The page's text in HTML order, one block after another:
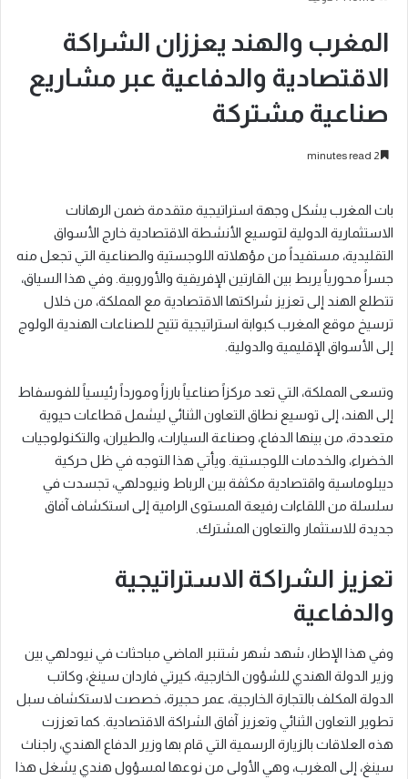
المغرب والهند يعززان الشراكة
الاقتصادية والدفاعية عبر مشاريع
صناعية مشتركة
بات المغرب يشكل وجهة استراتيجية متقدمة ضمن الرهانات
الاستثمارية الدولية لتوسيع الأنشطة الاقتصادية خارج الأسواق
التقليدية، مستفيداً من مؤهلاته اللوجستية والصناعية التي تجعل منه
جسراً محورياً يربط بين القارتين الإفريقية والأوروبية. وفي هذا السياق،
تتطلع الهند إلى تعزيز شراكتها الاقتصادية مع المملكة، من خلال
ترسيخ موقع المغرب كبوابة استراتيجية تتيح للصناعات الهندية الولوج
إلى الأسواق الإقليمية والدولية.
وتسعى المملكة، التي تعد مركزاً صناعياً بارزاً ومورداً رئيسياً للفوسفاط
إلى الهند، إلى توسيع نطاق التعاون الثنائي ليشمل قطاعات حيوية
متعددة، من بينها الدفاع، وصناعة السيارات، والطيران، والتكنولوجيات
الخضراء، والخدمات اللوجستية. ويأتي هذا التوجه في ظل حركية
ديبلوماسية واقتصادية مكثفة بين الرباط ونيودلهي، تجسدت في
سلسلة من اللقاءات رفيعة المستوى الرامية إلى استكشاف آفاق
جديدة للاستثمار والتعاون المشترك.
تعزيز الشراكة الاستراتيجية
والدفاعية
وفي هذا الإطار، شهد شهر شتنبر الماضي مباحثات في نيودلهي بين
وزير الدولة الهندي للشؤون الخارجية، كيرتي فاردان سينغ، وكاتب
الدولة المكلف بالتجارة الخارجية، عمر حجيرة، خصصت لاستكشاف سبل
تطوير التعاون الثنائي وتعزيز آفاق الشراكة الاقتصادية. كما تعززت
هذه العلاقات بالزيارة الرسمية التي قام بها وزير الدفاع الهندي، راجناث
سينغ، إلى المغرب، وهي الأولى من نوعها لمسؤول هندي يشغل هذا